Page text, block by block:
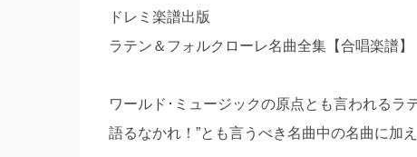
ドレミ楽譜出版
ラテン＆フォルクローレ名曲全集【合唱楽譜】
ワールド･ミュージックの原点とも言われるラ
語るなかれ！”とも言うべき名曲中の名曲に加